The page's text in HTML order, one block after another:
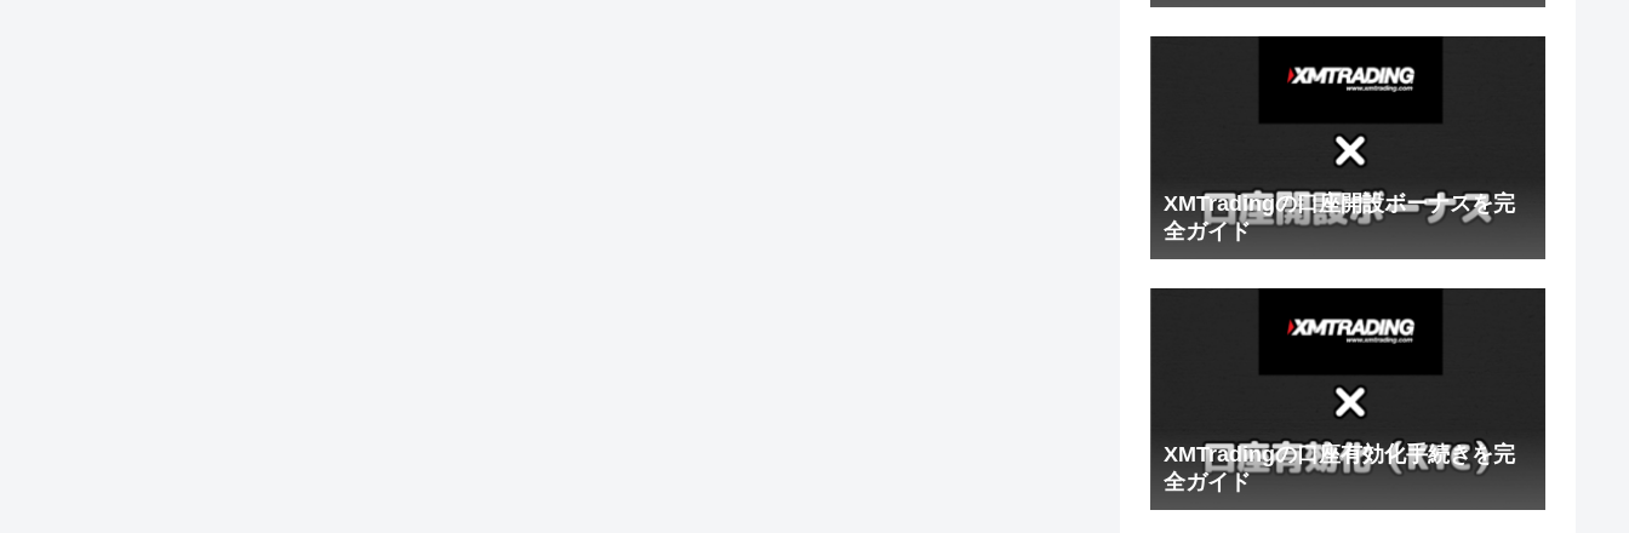
XMTradingの口座開設ボーナスを完
全ガイド
XMTradingの口座有効化手続きを完
全ガイド